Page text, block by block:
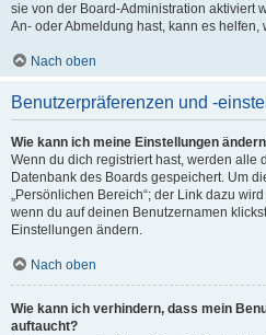
sie von der Board-Administration aktiviert
An- oder Abmeldung hast, kann es
Nach oben
Benutzerpräferenzen und -
Wie kann ich meine Einstellungen
Wenn du dich registriert hast, werden alle
Datenbank des Boards gespeichert. Um
„Persönlichen Bereich“; der Link dazu
wenn du auf deinen Benutzernamen
Einstellungen ändern.
Nach oben
Wie kann ich verhindern, dass mein
auftaucht?